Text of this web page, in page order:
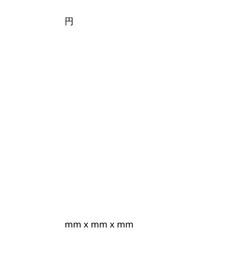
円
mm x mm x mm